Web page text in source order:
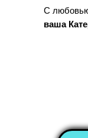
С
ваша